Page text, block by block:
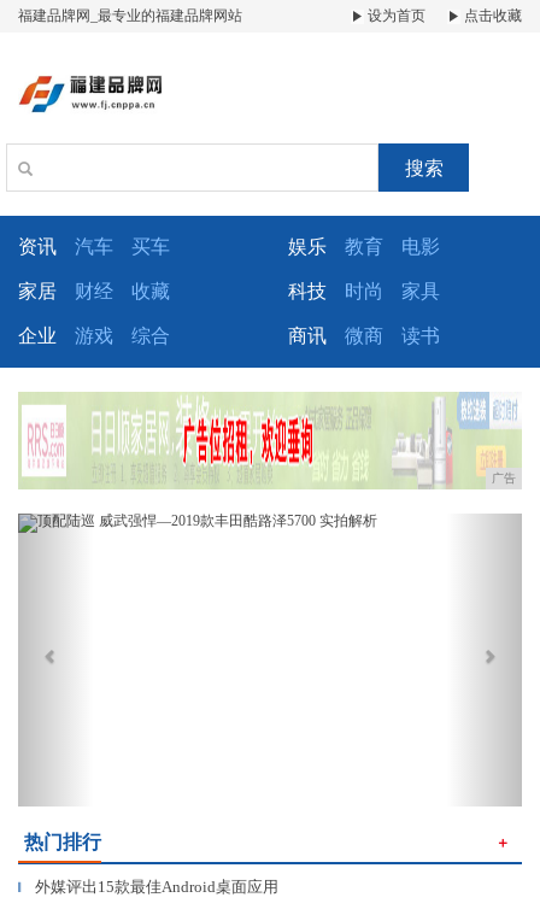
福建品牌网_最专业的福建品牌网站 设为首页 点击收藏
搜索
资讯 汽车 买车 娱乐 教育 电影
家居 财经 收藏 科技 时尚 家具
企业 游戏 综合 商讯 微商 读书
广告
Previous
热门排行 ＋
▎ 外媒评出15款最佳Android桌面应用